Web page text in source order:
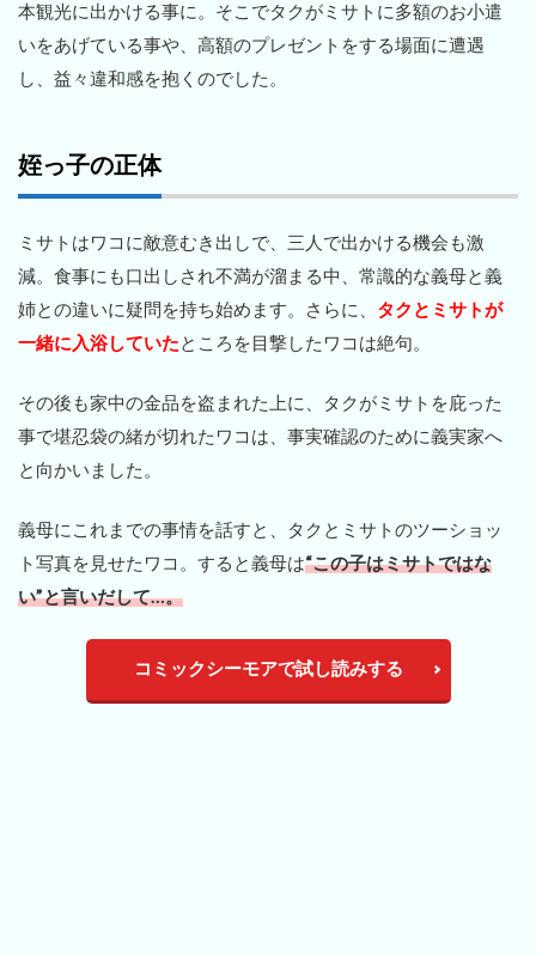
本観光に出かける事に。そこでタクがミサトに多額のお小遣
いをあげている事や、高額のプレゼントをする場面に遭遇
し、益々違和感を抱くのでした。
姪っ子の正体
ミサトはワコに敵意むき出しで、三人で出かける機会も激
減。食事にも口出しされ不満が溜まる中、常識的な義母と義
姉との違いに疑問を持ち始めます。さらに、 タクとミサトが
一緒に入浴していたところを目撃したワコは絶句。
その後も家中の金品を盗まれた上に、タクがミサトを庇った
事で堪忍袋の緒が切れたワコは、事実確認のために義実家へ
と向かいました。
義母にこれまでの事情を話すと、タクとミサトのツーショッ
ト写真を見せたワコ。すると義母は“この子はミサトではな
い”と言いだして…。
コミックシーモアで試し読みする